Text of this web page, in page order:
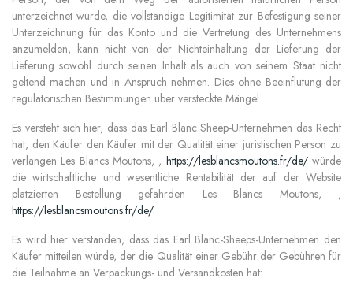
unterzeichnet wurde, die vollständige Legitimität zur Befestigung seiner
Unterzeichnung für das Konto und die Vertretung des Unternehmens
anzumelden, kann nicht von der Nichteinhaltung der Lieferung der
Lieferung sowohl durch seinen Inhalt als auch von seinem Staat nicht
geltend machen und in Anspruch nehmen. Dies ohne Beeinflutung der
regulatorischen Bestimmungen über versteckte Mängel.
Es versteht sich hier, dass das Earl Blanc Sheep-Unternehmen das Recht
hat, den Käufer den Käufer mit der Qualität einer juristischen Person zu
verlangen Les Blancs Moutons, , https://lesblancsmoutons.fr/de/würde
die wirtschaftliche und wesentliche Rentabilität der auf der Website
platzierten Bestellung gefährden Les Blancs Moutons, ,
https://lesblancsmoutons.fr/de/.
Es wird hier verstanden, dass das Earl Blanc-Sheeps-Unternehmen den
Käufer mitteilen würde, der die Qualität einer Gebühr der Gebühren für
die Teilnahme an Verpackungs- und Versandkosten hat: